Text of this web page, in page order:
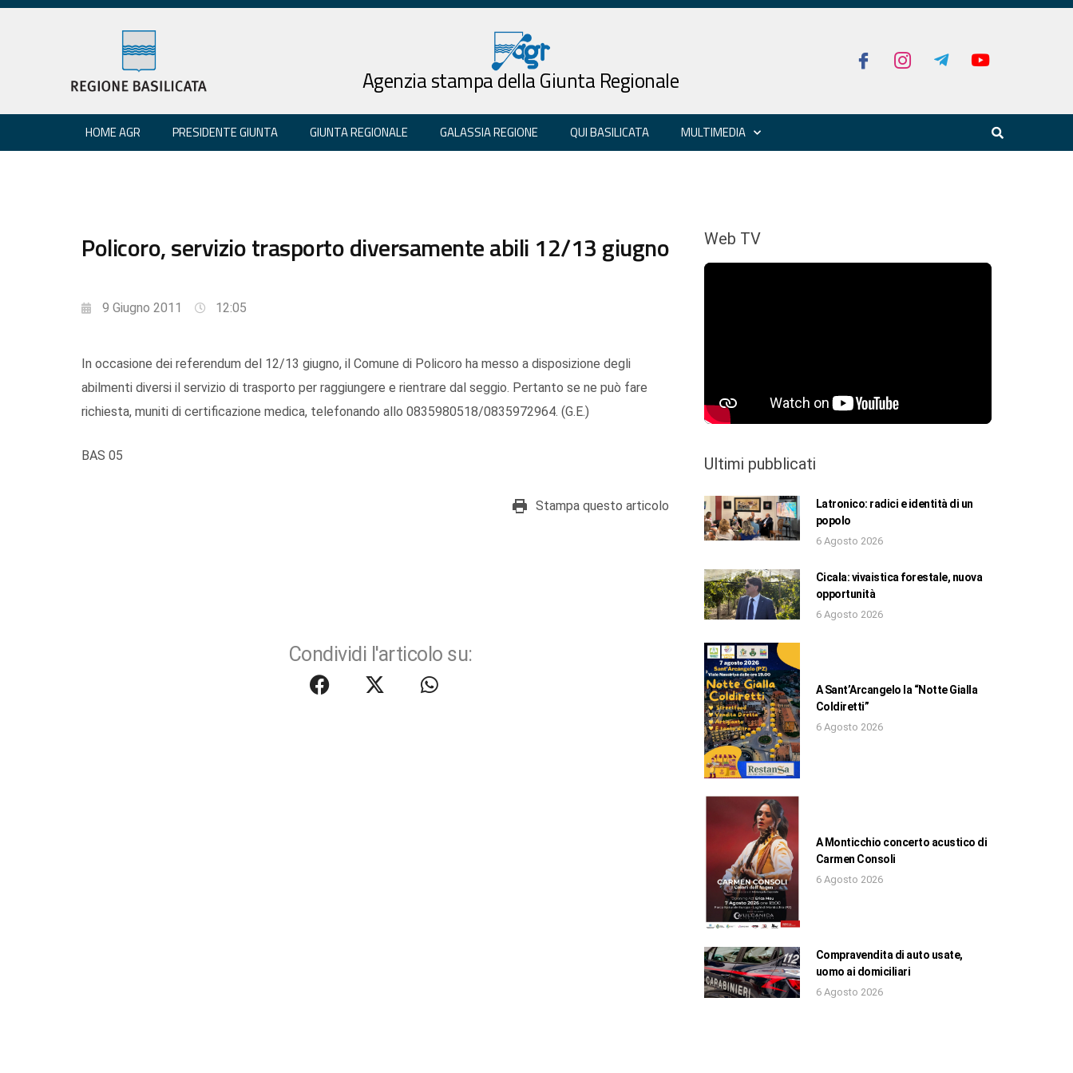
Agenzia stampa della Giunta Regionale
HOME AGR PRESIDENTE GIUNTA GIUNTA REGIONALE GALASSIA REGIONE QUI BASILICATA MULTIMEDIA
Policoro, servizio trasporto diversamente abili 12/13 giugno
9 Giugno 2011 12:05
In occasione dei referendum del 12/13 giugno, il Comune di Policoro ha messo a disposizione degli
abilmenti diversi il servizio di trasporto per raggiungere e rientrare dal seggio. Pertanto se ne può fare
richiesta, muniti di certificazione medica, telefonando allo 0835980518/0835972964. (G.E.)
BAS 05
Stampa questo articolo
Condividi l'articolo su:
Web TV
Ultimi pubblicati
Latronico: radici e identità di un
popolo
6 Agosto 2026
Cicala: vivaistica forestale, nuova
opportunità
6 Agosto 2026
A Sant’Arcangelo la “Notte Gialla
Coldiretti”
6 Agosto 2026
A Monticchio concerto acustico di
Carmen Consoli
6 Agosto 2026
Compravendita di auto usate,
uomo ai domiciliari
6 Agosto 2026